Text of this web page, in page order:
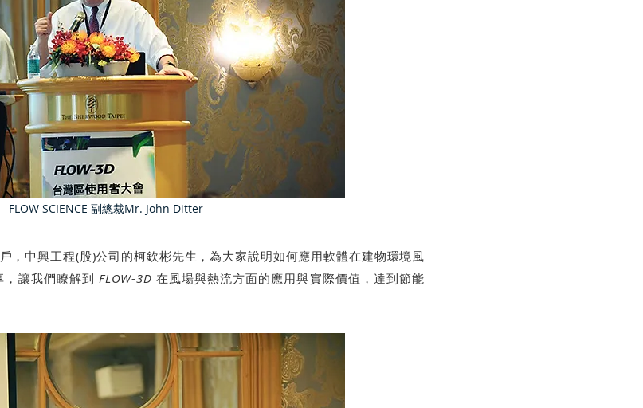
FLOW SCIENCE 副總裁Mr. John Ditter
，中興工程(股)公司的柯欽彬先生，為大家說明如何應用軟體在建物環境風
，讓我們瞭解到FLOW-3D 在風場與熱流方面的應用與實際價值，達到節能